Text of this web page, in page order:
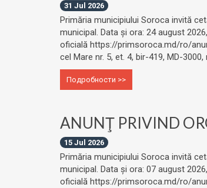
31 Jul 2026
Primăria municipiului Soroca invită
municipal. Data și ora: 24 august
oficială https://primsoroca.md/ro/
cel Mare nr. 5, et. 4, bir-419, MD-
Подробности >>
ANUNŢ PRIVIND
15 Jul 2026
Primăria municipiului Soroca invită
municipal. Data și ora: 07 august
oficială https://primsoroca.md/ro/